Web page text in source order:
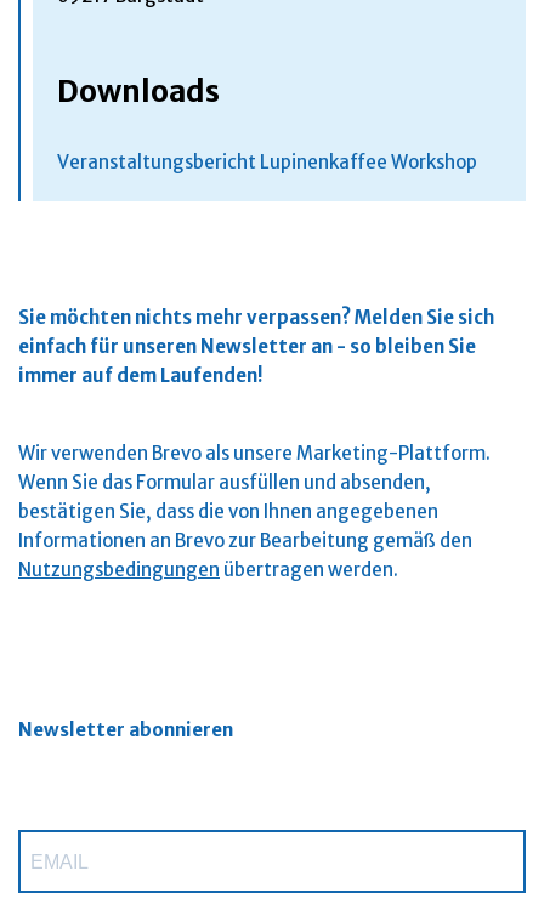
Downloads
Veranstaltungsbericht Lupinenkaffee Workshop
Sie möchten nichts mehr verpassen?Melden Sie sich
einfach für unseren Newsletter an - so bleiben Sie
immer auf dem Laufenden!
Wir verwenden Brevo als unsere Marketing-Plattform.
Wenn Sie das Formular ausfüllen und absenden,
bestätigen Sie, dass die von Ihnen angegebenen
Informationen an Brevo zur Bearbeitung gemäß den
Nutzungsbedingungen übertragen werden.
Newsletter abonnieren